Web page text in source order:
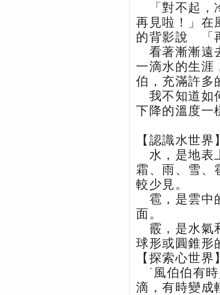
「對不起，
再見啦！」在
的背影說 「
看著漸漸遠
一滴水的生涯
伯，充滿許多
我不知道如
下降的溫度一
【認識水世界
水，是地表
霜、雨、雪、
較少見。
雹，是雲中
面。
霰，是水氣
球形或圓錐形
【探索心世界
˙風伯伯有時
滴，有時變成